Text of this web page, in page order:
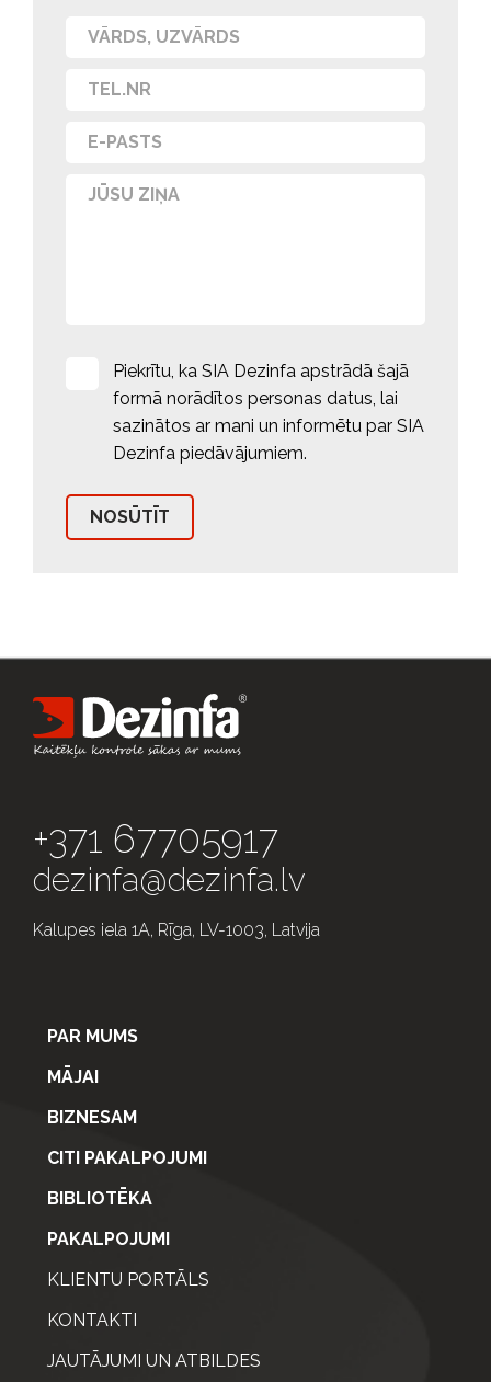
Piekrītu, ka SIA Dezinfa apstrādā šajā
formā norādītos personas datus, lai
sazinātos ar mani un informētu par SIA
Dezinfa piedāvājumiem.
+371 67705917
dezinfa@dezinfa.lv
Kalupes iela 1A, Rīga, LV-1003, Latvija
PAR MUMS
MĀJAI
BIZNESAM
CITI PAKALPOJUMI
BIBLIOTĒKA
PAKALPOJUMI
KLIENTU PORTĀLS
KONTAKTI
JAUTĀJUMI UN ATBILDES